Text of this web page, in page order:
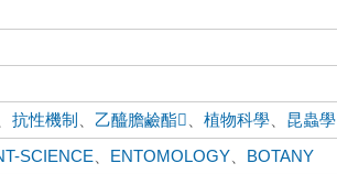
、抗性機制 、乙醯膽鹼酯 、植物科學 昆蟲學
SCIENCE ENTOMOLOGY
BOTANY